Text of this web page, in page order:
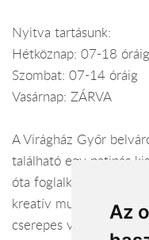
Az
Nyitva tartásunk:
Hétköznap: 07-18 óráig
Szombat: 07-14 óráig
Vasárnap: ZÁRVA
A Virágház Győr
található egy patinás
óta foglalkozik
kreatív munkák
cserepes virágokkal,